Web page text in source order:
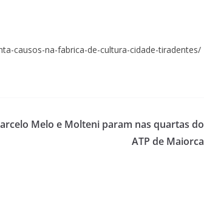
causos-na-fabrica-de-cultura-cidade-tiradentes/
Melo e Molteni param nas quartas do
ATP de Maiorca